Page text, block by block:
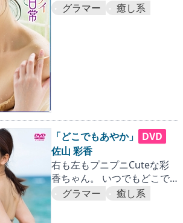
グラマー
癒し系
「どこでもあやか」
DVD
佐山 彩香
右も左もプニプニCuteな彩
香ちゃん。 いつでもどこで
も恋愛モードまっしぐら！
グラマー 癒し系